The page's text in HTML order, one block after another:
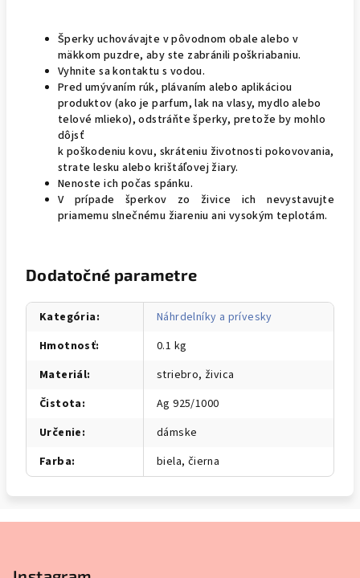
Šperky uchovávajte v pôvodnom obale alebo v
mäkkom puzdre, aby ste zabránili poškriabaniu.
Vyhnite sa kontaktu s vodou.
Pred umývaním rúk, plávaním alebo aplikáciou
produktov (ako je parfum, lak na vlasy, mydlo alebo
telové mlieko), odstráňte šperky, pretože by mohlo
dôjsť
k poškodeniu kovu, skráteniu životnosti pokovovania,
strate lesku alebo krištáľovej žiary.
Nenoste ich počas spánku.
V prípade šperkov zo živice ich nevystavujte
priamemu slnečnému žiareniu ani vysokým teplotám.
Dodatočné parametre
Kategória:
Náhrdelníky a prívesky
Hmotnosť:
0.1 kg
Materiál:
striebro, živica
Čistota:
Ag 925/1000
Určenie:
dámske
Farba: biela, čierna